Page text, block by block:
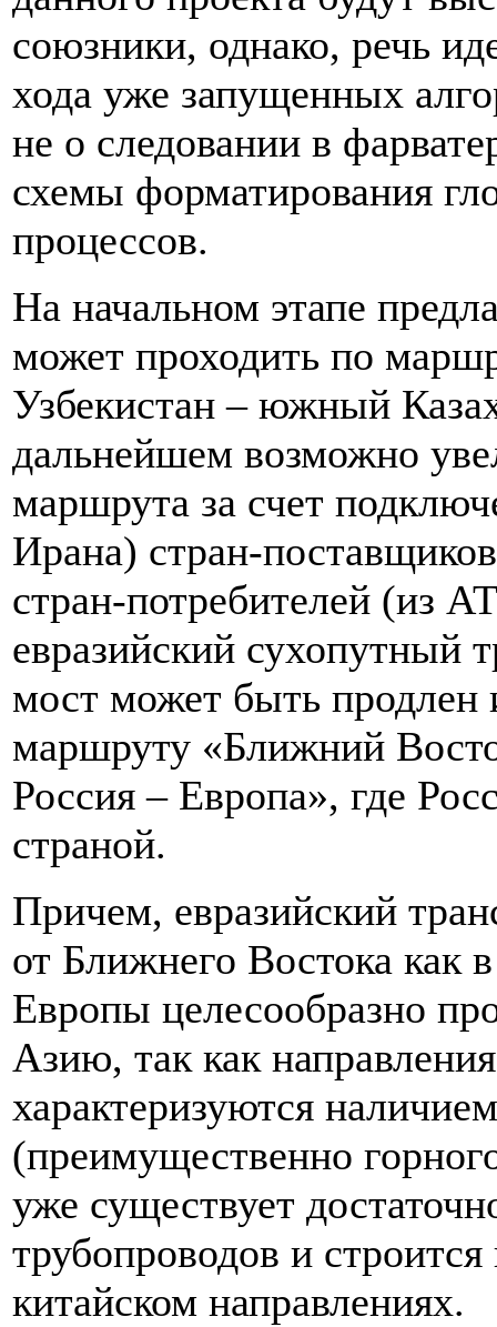
союзники, однако, речь
хода уже запущенных
не о следовании в
схемы форматирования
процессов.
На начальном этапе
может проходить по
Узбекистан – южный
дальнейшем возможно
маршрута за счет
Ирана) стран-
стран-потребителей (из
евразийский сухопутный
мост может быть продлен
маршруту «Ближний
Россия – Европа», где
страной.
Причем, евразийский
от Ближнего Востока как
Европы целесообразно
Азию, так как
характеризуются
(преимущественно
уже существует
трубопроводов и
китайском направлениях.